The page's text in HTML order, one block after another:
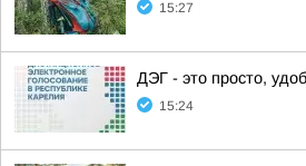
15:27
ДЭГ - это просто,
15:24